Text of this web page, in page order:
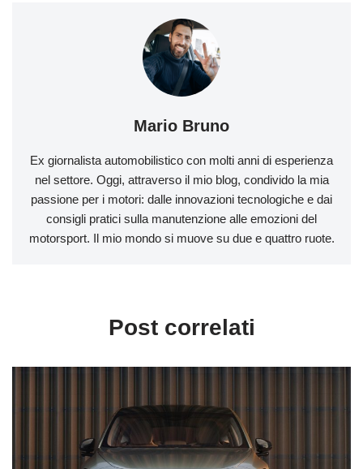
Mario Bruno
Ex giornalista automobilistico con molti anni di esperienza
nel settore. Oggi, attraverso il mio blog, condivido la mia
passione per i motori: dalle innovazioni tecnologiche e dai
consigli pratici sulla manutenzione alle emozioni del
motorsport. Il mio mondo si muove su due e quattro ruote.
Post correlati